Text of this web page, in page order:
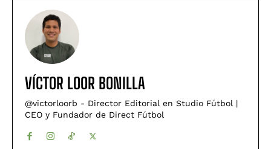
VÍCTOR LOOR BONILLA
@victorloorb - Director Editorial en Studio Fútbol |
CEO y Fundador de Direct Fútbol